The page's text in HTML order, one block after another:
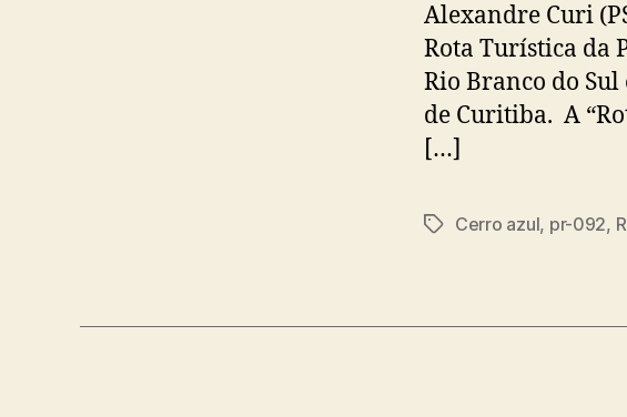
Alexandre Curi
Rota Turística da
Rio Branco do
de Curitiba. A
[…]
TagsCerro azul, pr-092,